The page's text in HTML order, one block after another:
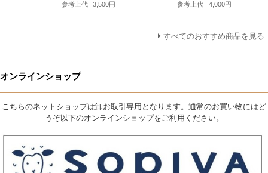
参考上代
3,500円
参考上代
4,000円
すべてのおすすめ商品を見る
オンラインショップ
こちらのネットショップは卸お取引専用となります。通常のお買い物にはど
うぞ以下のオンラインショップをご利用ください。